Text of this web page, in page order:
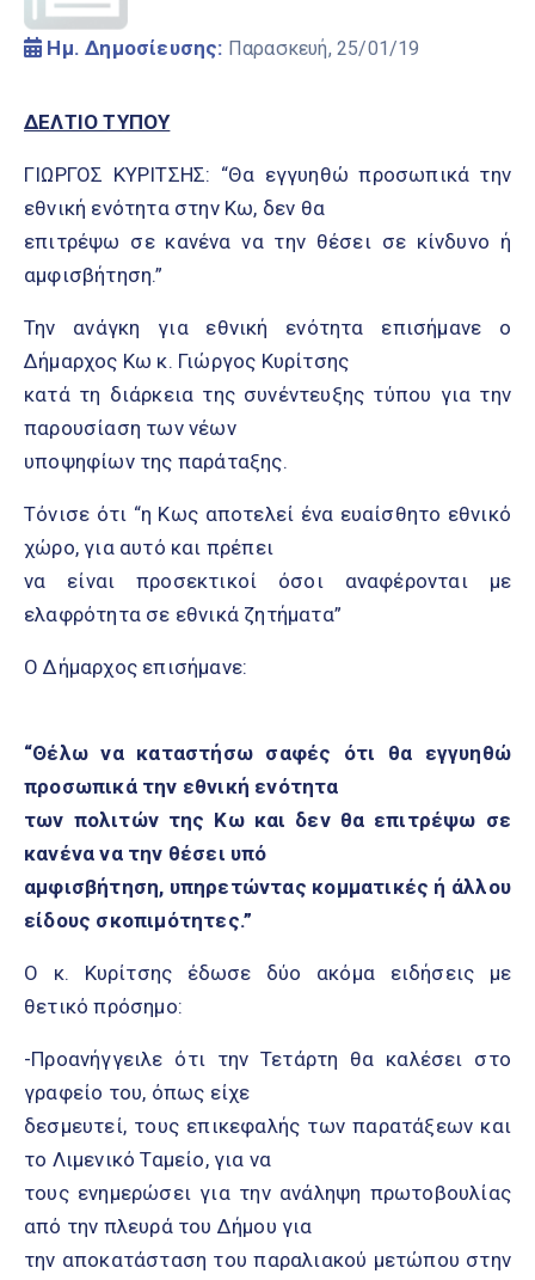
Ημ. Δημοσίευσης: Παρασκευή, 25/01/19
ΔΕΛΤΙΟ ΤΥΠΟΥ
ΓΙΩΡΓΟΣ ΚΥΡΙΤΣΗΣ: “Θα εγγυηθώ προσωπικά την
εθνική ενότητα στην Κω, δεν θα
επιτρέψω σε κανένα να την θέσει σε κίνδυνο ή
αμφισβήτηση.”
Την ανάγκη για εθνική ενότητα επισήμανε ο
Δήμαρχος Κω κ. Γιώργος Κυρίτσης
κατά τη διάρκεια της συνέντευξης τύπου για την
παρουσίαση των νέων
υποψηφίων της παράταξης.
Τόνισε ότι “η Κως αποτελεί ένα ευαίσθητο εθνικό
χώρο, για αυτό και πρέπει
να είναι προσεκτικοί όσοι αναφέρονται με
ελαφρότητα σε εθνικά ζητήματα”
Ο Δήμαρχος επισήμανε:
“Θέλω να καταστήσω σαφές ότι θα εγγυηθώ
προσωπικά την εθνική ενότητα
των πολιτών της Κω και δεν θα επιτρέψω σε
κανένα να την θέσει υπό
αμφισβήτηση, υπηρετώντας κομματικές ή άλλου
είδους σκοπιμότητες.”
Ο κ. Κυρίτσης έδωσε δύο ακόμα ειδήσεις με
θετικό πρόσημο:
-Προανήγγειλε ότι την Τετάρτη θα καλέσει στο
γραφείο του, όπως είχε
δεσμευτεί, τους επικεφαλής των παρατάξεων και
το Λιμενικό Ταμείο, για να
τους ενημερώσει για την ανάληψη πρωτοβουλίας
από την πλευρά του Δήμου για
την αποκατάσταση του παραλιακού μετώπου στην